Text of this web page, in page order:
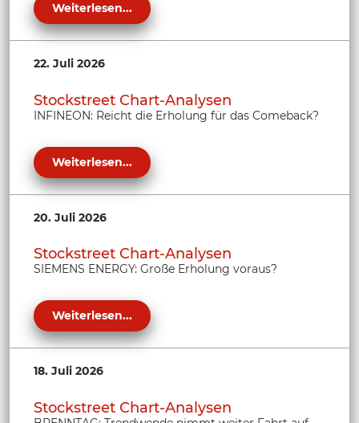
Weiterlesen...
22. Juli 2026
Stockstreet Chart-Analysen
INFINEON: Reicht die Erholung für das Comeback?
Weiterlesen...
20. Juli 2026
Stockstreet Chart-Analysen
SIEMENS ENERGY: Große Erholung voraus?
Weiterlesen...
18. Juli 2026
Stockstreet Chart-Analysen